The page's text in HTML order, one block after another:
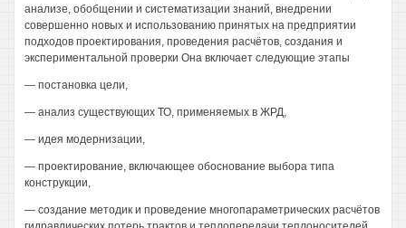
анализе, обобщении и систематизации знаний, внедрении
совершенно новых и использованию принятых на предприятии
подходов проектирования, проведения расчётов, создания и
экспериментальной проверки Она включает следующие этапы
— постановка цели,
— анализ существующих ТО, применяемых в ЖРД,
— идея модернизации,
— проектирование, включающее обоснование выбора типа
конструкции,
— создание методик и проведение многопараметрических расчётов